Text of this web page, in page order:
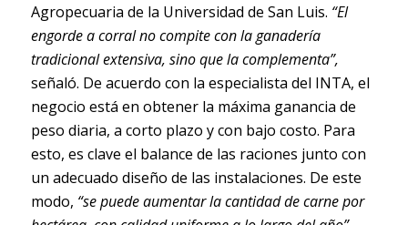
Agropecuaria de la Universidad de San Luis. “El
engorde a corral no compite con la ganadería
tradicional extensiva, sino que la complementa”,
señaló. De acuerdo con la especialista del INTA, el
negocio está en obtener la máxima ganancia de
peso diaria, a corto plazo y con bajo costo. Para
esto, es clave el balance de las raciones junto con
un adecuado diseño de las instalaciones. De este
modo, “se puede aumentar la cantidad de carne por